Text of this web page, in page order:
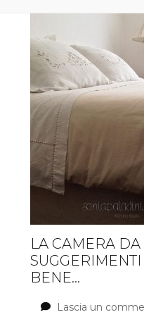
LA CAMERA DA
BENE…
Lascia un